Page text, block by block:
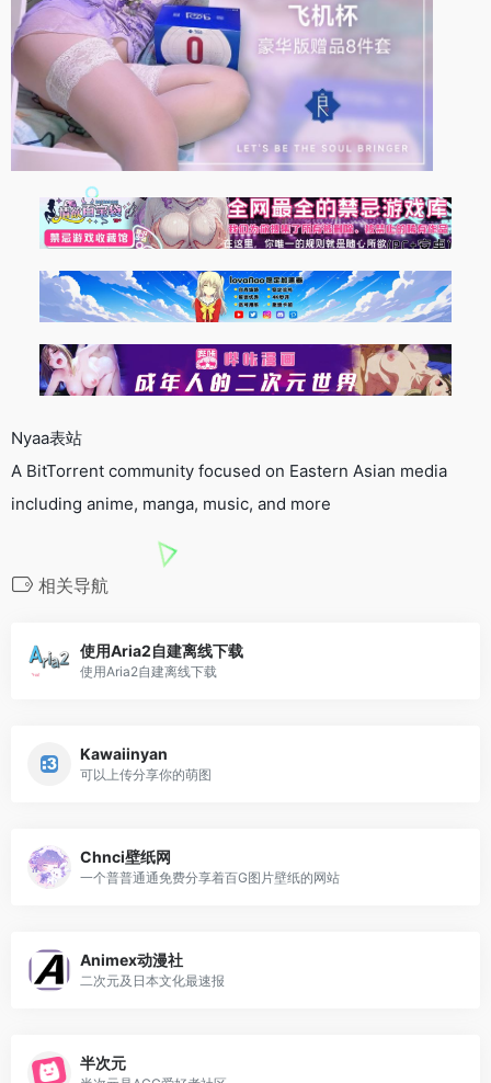
Nyaa表站
A BitTorrent community focused on Eastern Asian media
including anime, manga, music, and more
相关导航
使用Aria2自建离线下载
使用Aria2自建离线下载
Kawaiinyan
可以上传分享你的萌图
Chnci壁纸网
一个普普通通免费分享着百G图片壁纸的网站
Animex动漫社
二次元及日本文化最速报
半次元